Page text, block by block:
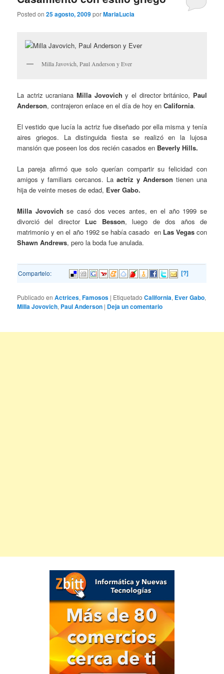
Posted on25 agosto, 2009porMariaLucia
Milla Javovich, Paul Anderson y Ever
La actriz ucranianaMilla Jovovich y el director británico, Paul
Anderson, contrajeron enlace en el día de hoy enCalifornia.
El vestido que lucía la actriz fue diseñado por ella misma y tenía
aires griegos. La distinguida fiesta se realizó en la lujosa
mansión que poseen los dos recién casados en Beverly Hills.
La pareja afirmó que solo querían compartir su felicidad con
amigos y familiars cercanos. La actriz y Anderson tienen una
hija de veinte meses de edad, Ever Gabo.
Milla Jovovich se casó dos veces antes, en el año 1999 se
divorció del director Luc Besson, luego de dos años de
matrimonio y en el año 1992 se había casado enLas Vegascon
Shawn Andrews, pero la boda fue anulada.
Compartelo: [?]
Publicado en Actrices,Famosos | Etiquetado California, Ever Gabo,
Milla Jovovich, Paul Anderson | Deja un comentario